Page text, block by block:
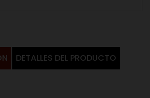
DETALLES DEL PRODUCTO